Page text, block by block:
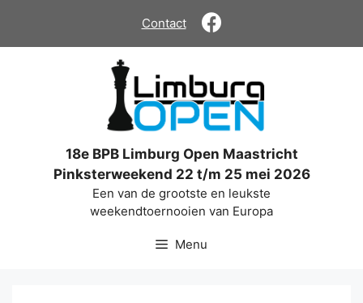
de
Contact
18e BPB Limburg Open Maastricht
Pinksterweekend 22 t/m 25 mei 2026
Een van de grootste en leukste
weekendtoernooien van Europa
Menu